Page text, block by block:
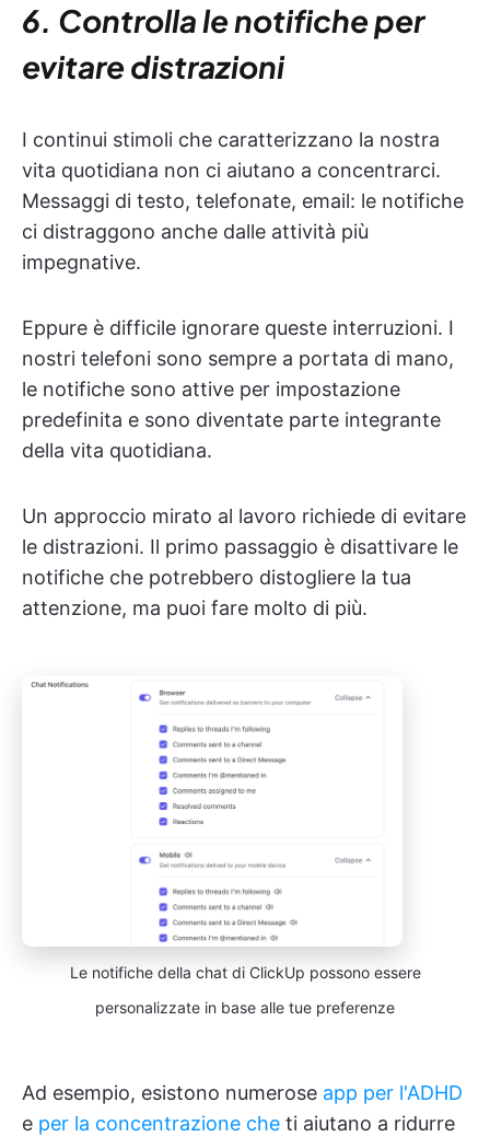
6. Controlla le notifiche per
evitare distrazioni
I continui stimoli che caratterizzano la nostra
vita quotidiana non ci aiutano a concentrarci.
Messaggi di testo, telefonate, email: le notifiche
ci distraggono anche dalle attività più
impegnative.
Eppure è difficile ignorare queste interruzioni. I
nostri telefoni sono sempre a portata di mano,
le notifiche sono attive per impostazione
predefinita e sono diventate parte integrante
della vita quotidiana.
Un approccio mirato al lavoro richiede di evitare
le distrazioni. Il primo passaggio è disattivare le
notifiche che potrebbero distogliere la tua
attenzione, ma puoi fare molto di più.
Le notifiche della chat di ClickUp possono essere
personalizzate in base alle tue preferenze
Ad esempio, esistono numerose app per l'ADHD
e per la concentrazione che ti aiutano a ridurre